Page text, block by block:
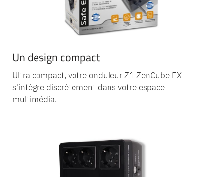
Un design compact
Ultra compact, votre onduleur Z1 ZenCube EX
s'intègre discrètement dans votre espace
multimédia.